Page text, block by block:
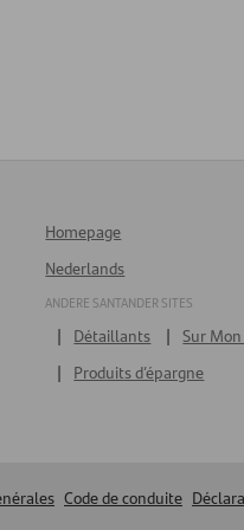
Homepage
Nederlands
ANDERE SANTANDER SITES
Détaillants
Sur
Produits d’épargne
Code de conduite